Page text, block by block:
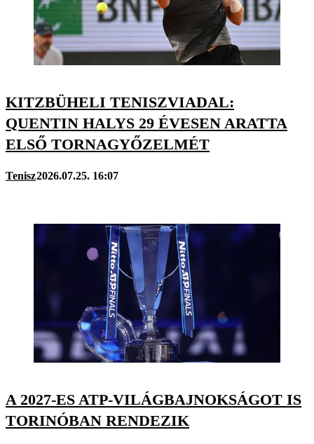
KITZBÜHELI TENISZVIADAL:
QUENTIN HALYS 29 ÉVESEN ARATTA
ELSŐ TORNAGYŐZELMÉT
Tenisz2026.07.25. 16:07
A 2027-ES ATP-VILÁGBAJNOKSÁGOT IS
TORINÓBAN RENDEZIK